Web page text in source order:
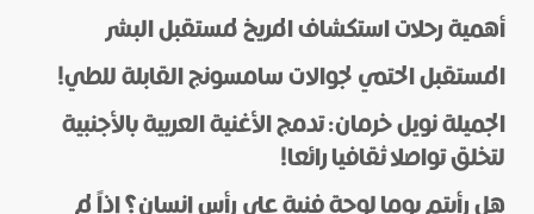
أهمية رحلات استكشاف المريخ لمستقبل البشر
المستقبل الحتمي لجوالات سامسونج القابلة للطي!
الجميلة نويل خرمان: تدمج الأغنية العربية بالأجنبية
لتخلق تواصلا ثقافيا رائعا!
هل رأيتم يوما لوحة فنية على رأس إنسان؟ إذاً لم